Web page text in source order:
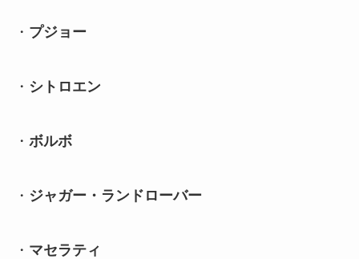
・ プジョー
・ シトロエン
・ ボルボ
・ ジャガー・ランドローバー
・ マセラティ